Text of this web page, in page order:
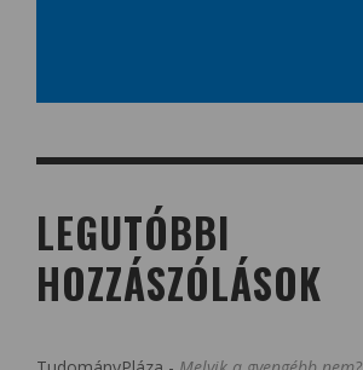
LEGUTÓBBI
HOZZÁSZÓLÁSOK